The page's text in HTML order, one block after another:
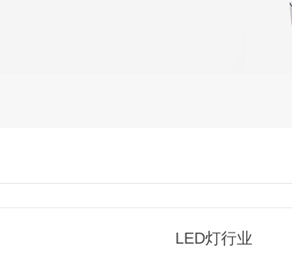
LED灯行业